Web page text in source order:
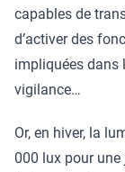
capables de
d’activer des
impliquées dans
vigilance…
Or, en hiver, la
000 lux pour une